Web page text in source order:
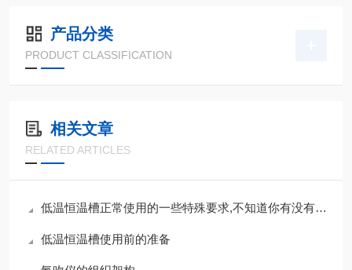
产品分类
PRODUCT CLASSIFICATION
相关文章
RELATED ARTICLES
低温恒温槽正常使用的一些特殊要求,不知道你有没有注意到
低温恒温槽使用前的准备